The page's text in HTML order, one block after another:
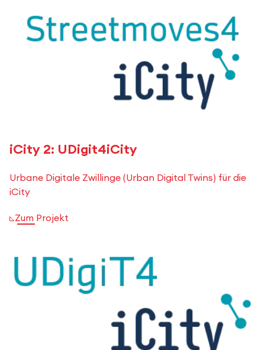
iCity 2: UDigit4iCity
Urbane Digitale Zwillinge (Urban Digital Twins) für die
iCity
Zum Projekt